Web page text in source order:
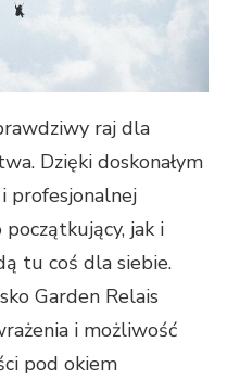
raj dla
Dzięki doskonałym
profesjonalnej
jak i
tu coś dla siebie.
Garden Relais
i możliwość
pod okiem